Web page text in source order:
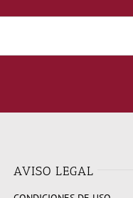
AVISO LEGAL